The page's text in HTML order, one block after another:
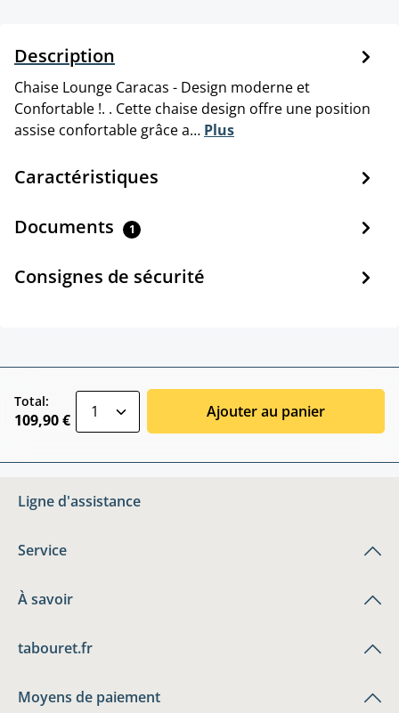
Description
Chaise Lounge Caracas - Design moderne et
Confortable !. . Cette chaise design offre une position
assise confortable grâce a… Plus
Caractéristiques
Documents 1
Consignes de sécurité
Total:
109,90 € Ajouter au panier
Ligne d'assistance
Service
À savoir
tabouret.fr
Moyens de paiement